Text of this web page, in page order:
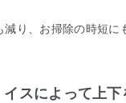
り、お掃除の時短に
イスによって上下